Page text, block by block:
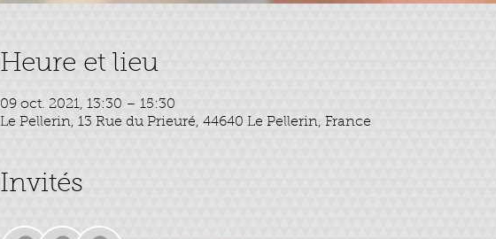
Heure et lieu
09 oct. 2021, 13:30 – 15:30
Le Pellerin, 13 Rue du Prieuré, 44640 Le Pellerin, France
Invités